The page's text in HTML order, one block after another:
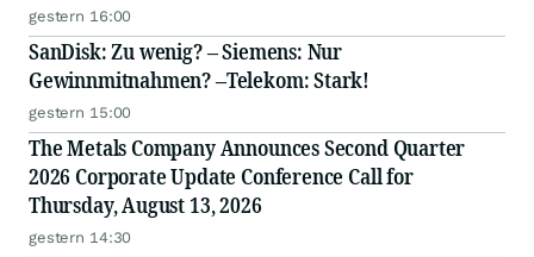
gestern 16:00
SanDisk: Zu wenig? – Siemens: Nur
Gewinnmitnahmen? –Telekom: Stark!
gestern 15:00
The Metals Company Announces Second Quarter
2026 Corporate Update Conference Call for
Thursday, August 13, 2026
gestern 14:30